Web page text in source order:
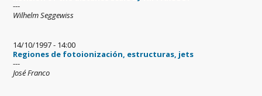
---
Wilhelm Seggewiss
14/10/1997 - 14:00
Regiones de fotoionización, estructuras, jets
---
José Franco